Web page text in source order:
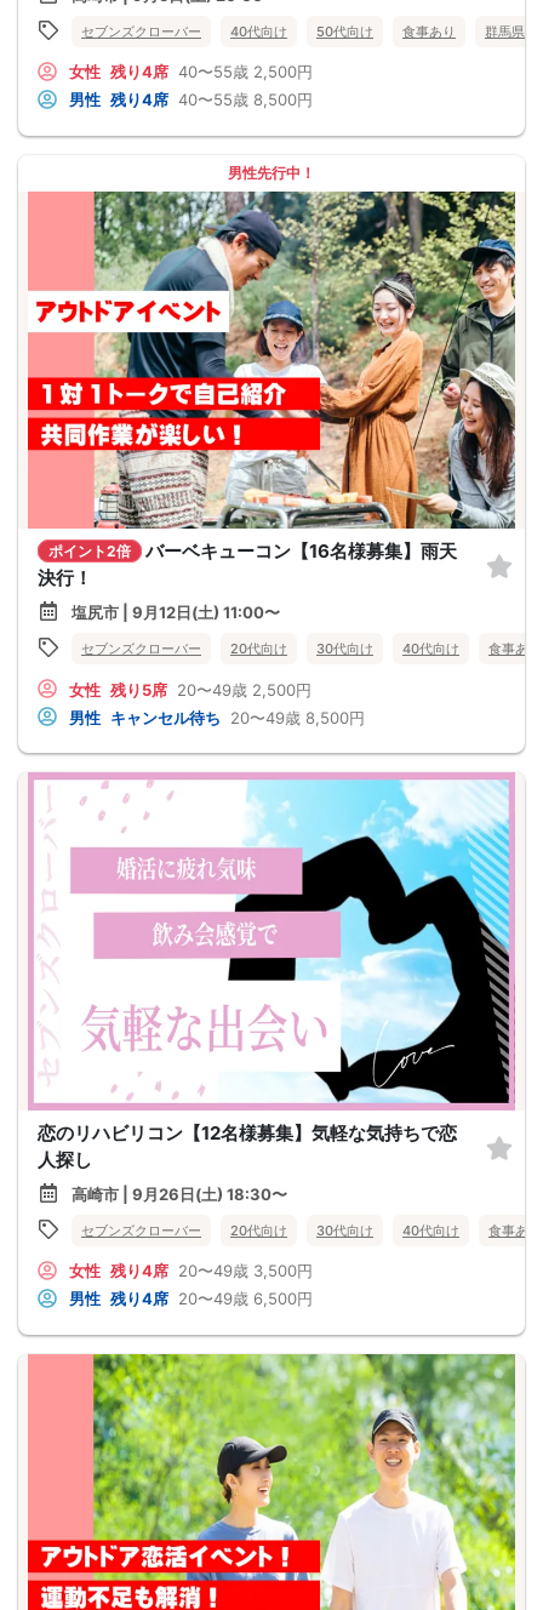
セブンズクローバー 40代向け 50代向け 食事あり 群馬県
女性 残り4席 40〜55歳 2,500円
男性 残り4席 40〜55歳 8,500円
男性先行中！
ポイント2倍
バーベキューコン【16名様募集】雨天
決行！
塩尻市 | 9月12日(土) 11:00〜
セブンズクローバー 20代向け 30代向け 40代向け 食事あり
女性 残り5席 20〜49歳 2,500円
男性 キャンセル待ち 20〜49歳 8,500円
恋のリハビリコン【12名様募集】気軽な気持ちで恋
人探し
高崎市 | 9月26日(土) 18:30〜
セブンズクローバー 20代向け 30代向け 40代向け 食事あり
女性 残り4席 20〜49歳 3,500円
男性 残り4席 20〜49歳 6,500円